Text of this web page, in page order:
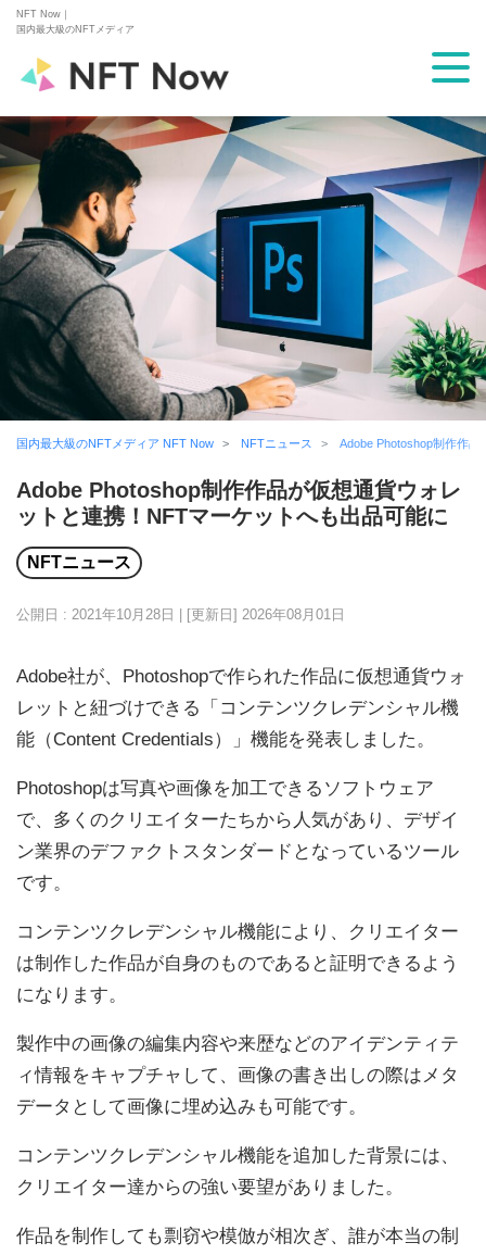
NFT Now｜
国内最大級のNFTメディア
国内最大級のNFTメディア NFT Now NFTニュース Adobe Photoshop制作作
Adobe Photoshop制作作品が仮想通貨ウォレ
ットと連携！NFTマーケットへも出品可能に
NFTニュース
公開日 : 2021年10月28日 | [更新日] 2026年08月01日
Adobe社が、Photoshopで作られた作品に仮想通貨ウォ
レットと紐づけできる「コンテンツクレデンシャル機
能（Content Credentials）」機能を発表しました。
Photoshopは写真や画像を加工できるソフトウェア
で、多くのクリエイターたちから人気があり、デザイ
ン業界のデファクトスタンダードとなっているツール
です。
コンテンツクレデンシャル機能により、クリエイター
は制作した作品が自身のものであると証明できるよう
になります。
製作中の画像の編集内容や来歴などのアイデンティテ
ィ情報をキャプチャして、画像の書き出しの際はメタ
データとして画像に埋め込みも可能です。
コンテンツクレデンシャル機能を追加した背景には、
クリエイター達からの強い要望がありました。
作品を制作しても剽窃や模倣が相次ぎ、誰が本当の制